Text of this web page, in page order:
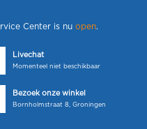
Center is nu open.
Livechat
Momenteel niet beschikbaar
Bezoek onze winkel
Bornholmstraat 8, Groningen